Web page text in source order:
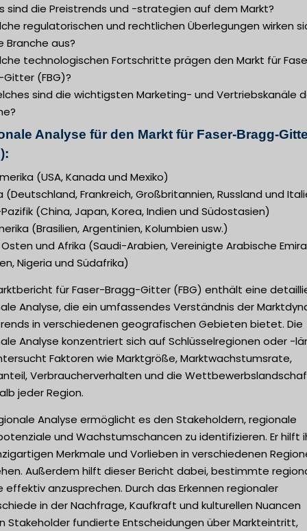
sind die Preistrends und -strategien auf dem Markt?
regulatorischen und rechtlichen Überlegungen wirken
Branche aus?
technologischen Fortschritte prägen den Markt für
(FBG)?
sind die wichtigsten Marketing- und Vertriebskanäle
Analyse für den Markt für Faser-Bragg-
(USA, Kanada und Mexiko)
(Deutschland, Frankreich, Großbritannien, Russland und
(China, Japan, Korea, Indien und Südostasien)
(Brasilien, Argentinien, Kolumbien usw.)
und Afrika (Saudi-Arabien, Vereinigte Arabische
Nigeria und Südafrika)
für Faser-Bragg-Gitter (FBG) enthält eine
Analyse, die ein umfassendes Verständnis der
in verschiedenen geografischen Gebieten bietet. Die
Analyse konzentriert sich auf Schlüsselregionen oder -
Faktoren wie Marktgröße, Marktwachstumsrate,
Verbraucherverhalten und die
jeder Region.
Analyse ermöglicht es den Stakeholdern, regionale
und Wachstumschancen zu identifizieren. Er hilft
Merkmale und Vorlieben in verschiedenen
Außerdem hilft dieser Bericht dabei, bestimmte
effektiv anzusprechen. Durch das Erkennen regionaler
in der Nachfrage, Kaufkraft und kulturellen Nuancen
Stakeholder fundierte Entscheidungen über Markteintritt,